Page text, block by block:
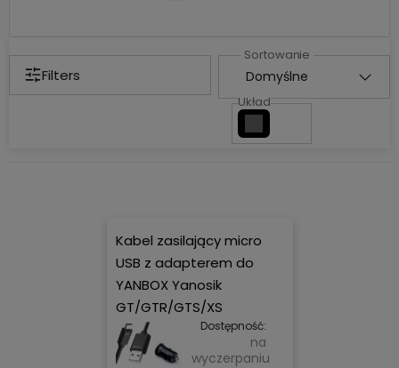
Filters
Układ
Kabel zasilający micro
USB z adapterem do
YANBOX Yanosik
GT/GTR/GTS/XS
Dostępność:
na
wyczerpaniu